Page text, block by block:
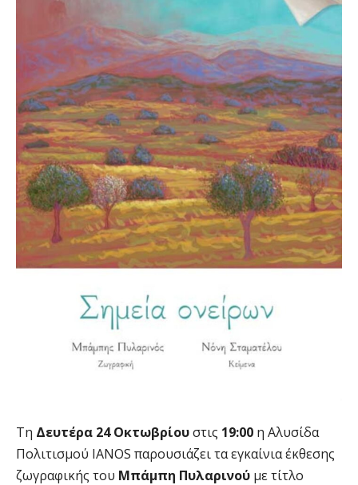
Τη Δευτέρα 24 Οκτωβρίουστις 19:00 η Αλυσίδα
Πολιτισμού IANOS παρουσιάζει τα εγκαίνια έκθεσης
ζωγραφικής του Μπάμπη Πυλαρινού με τίτλο